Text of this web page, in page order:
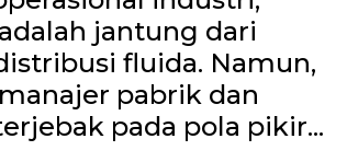
jantung dari
fluida. Namun,
pabrik dan
pada pola pikir...